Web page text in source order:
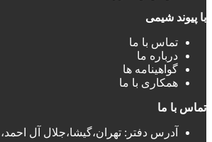
با پیوند شیمی
تماس با ما
درباره ما
گواهینامه ها
همکاری با ما
تماس با ما
آدرس دفتر: تهران،گیشا،جلال آل احمد، پلاک